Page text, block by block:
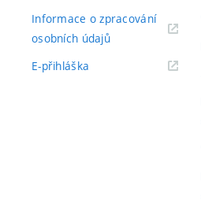
Informace o zpracování
osobních údajů(externí
E-přihláška